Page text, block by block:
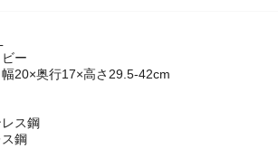
ビー
幅20×奥行17×高さ29.5-42cm
ス鋼